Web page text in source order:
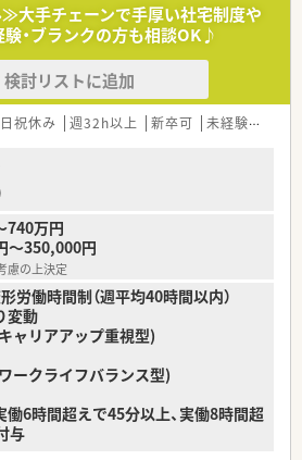
≫大手チェーンで手厚い社宅制度や
・ブランクの方も相談OK♪
検討リストに追加
祝休み 週32h以上 新卒可 未経験可
740万円
～350,000円
慮の上決定
労働時間制（週平均40時間以内）
変動
ャリアアップ重視型)
ークライフバランス型)
6時間超えで45分以上、実働8時間超
与